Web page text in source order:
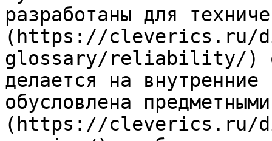
разработаны для
(https://cleverics.ru/
glossary/reliability/)
делается на
обусловлена
(https://cleverics.ru/